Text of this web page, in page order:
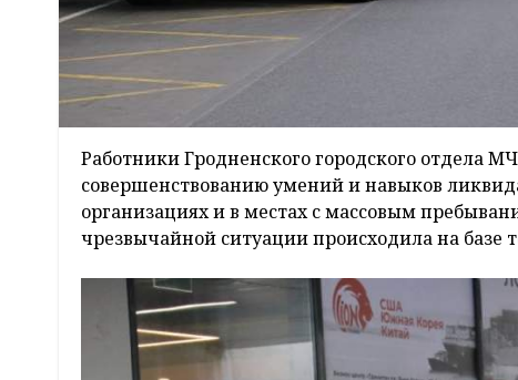
Работники Гродненского городского отдела
совершенствованию умений и навыков
организациях и в местах с массовым
чрезвычайной ситуации происходила на базе